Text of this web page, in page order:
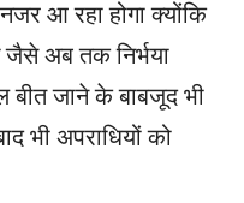
आ रहा होगा क्योंकि
जैसे अब तक निर्भया
बीत जाने के बाबजूद भी
भी अपराधियों को